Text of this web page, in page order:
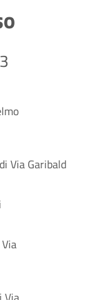
Via Garibald
Via